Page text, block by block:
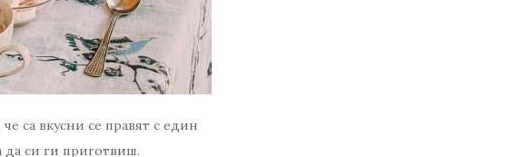
са вкусни се правят с един
да си ги приготвиш.